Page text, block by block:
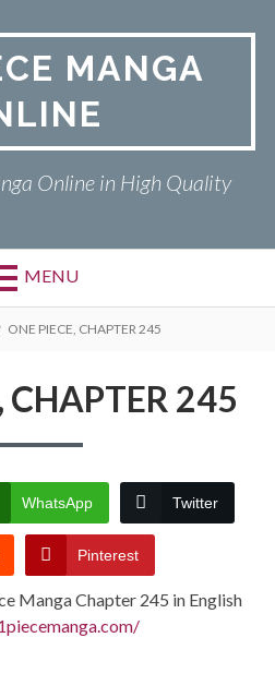
MANGA
Online in High Quality
MENU
ONE PIECE, CHAPTER 245
CHAPTER 245
WhatsApp Twitter
Pinterest
Manga Chapter 245 in English